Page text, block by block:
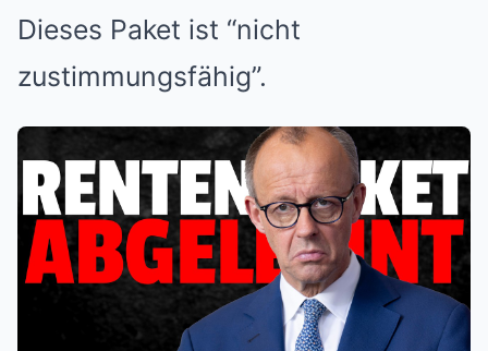
Dieses Paket ist “nicht
zustimmungsfähig”.